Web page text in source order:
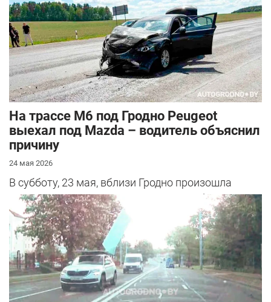
На трассе М6 под Гродно Peugeot
выехал под Mazda – водитель объяснил
причину
24 мая 2026
В субботу, 23 мая, вблизи Гродно произошла
серьезная авария – столкнулись Mazda и
Peugeot. Читатель АвтоГродно поделился...